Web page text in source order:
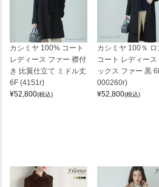
カシミヤ 100% コート
レディース ファー 襟付
き 比翼仕立て ミドル丈
6F (4151r)
¥52,800(税込)
カシミヤ 100％ ロ
コート レディース
ックス ファー 黒
000260r)
¥52,800(税込)